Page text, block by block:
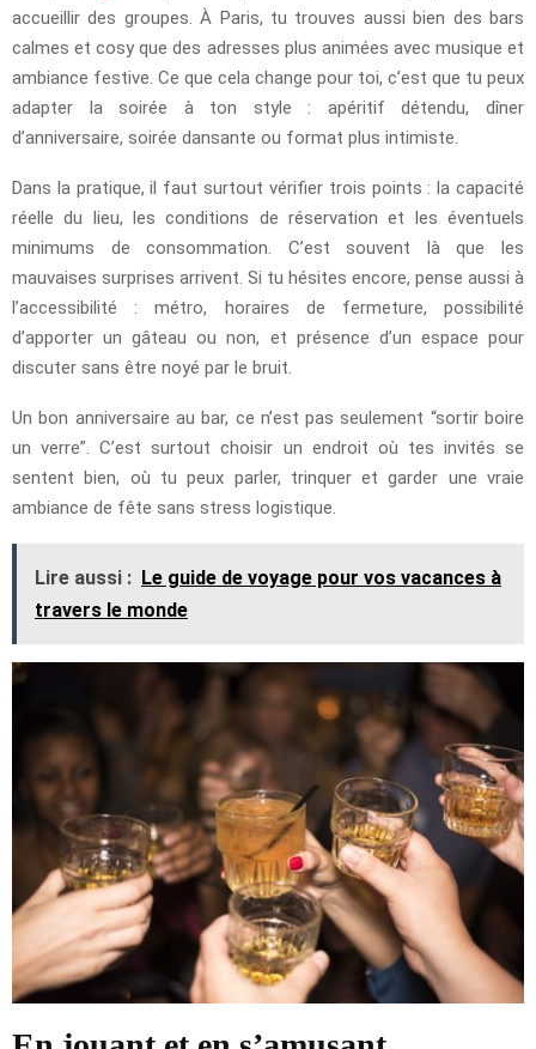
accueillir des groupes. À Paris, tu trouves aussi bien des bars
calmes et cosy que des adresses plus animées avec musique et
ambiance festive. Ce que cela change pour toi, c’est que tu peux
adapter la soirée à ton style : apéritif détendu, dîner
d’anniversaire, soirée dansante ou format plus intimiste.
Dans la pratique, il faut surtout vérifier trois points : la capacité
réelle du lieu, les conditions de réservation et les éventuels
minimums de consommation. C’est souvent là que les
mauvaises surprises arrivent. Si tu hésites encore, pense aussi à
l’accessibilité : métro, horaires de fermeture, possibilité
d’apporter un gâteau ou non, et présence d’un espace pour
discuter sans être noyé par le bruit.
Un bon anniversaire au bar, ce n’est pas seulement “sortir boire
un verre”. C’est surtout choisir un endroit où tes invités se
sentent bien, où tu peux parler, trinquer et garder une vraie
ambiance de fête sans stress logistique.
Lire aussi : Le guide de voyage pour vos vacances à
travers le monde